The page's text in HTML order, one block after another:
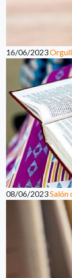
16/06/2023
08/06/2023Salón